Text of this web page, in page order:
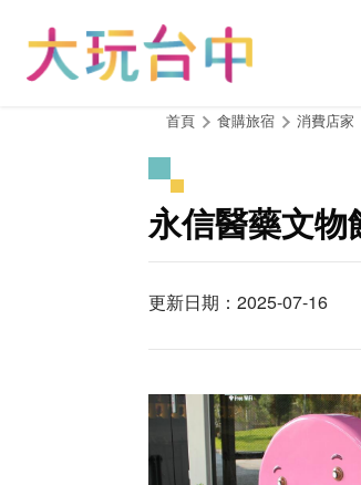
首頁 食購旅宿 消費店家
永信醫藥文物
更新日期：2025-07-16